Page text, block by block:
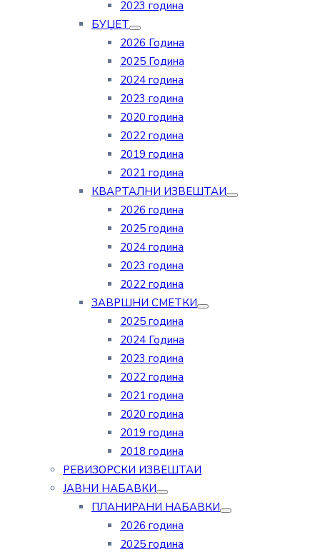
2023 година
БУЏЕТ
2026 Година
2025 Година
2024 година
2023 година
2020 година
2022 година
2019 година
2021 година
КВАРТАЛНИ ИЗВЕШТАИ
2026 година
2025 година
2024 година
2023 година
2022 година
ЗАВРШНИ СМЕТКИ
2025 година
2024 Година
2023 година
2022 година
2021 година
2020 година
2019 година
2018 година
РЕВИЗОРСКИ ИЗВЕШТАИ
ЈАВНИ НАБАВКИ
ПЛАНИРАНИ НАБАВКИ
2026 година
2025 година